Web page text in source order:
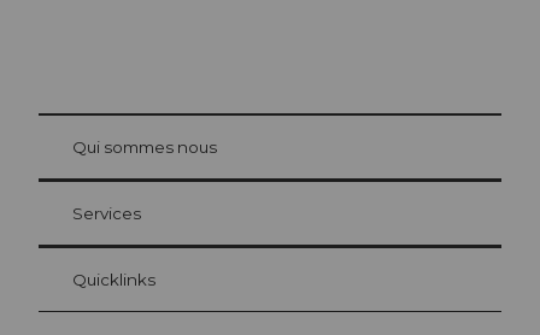
Carte d’hôte Lucerne
Vos avantages en tant qu'hôte pour la nuit
at Bre
Qui sommes nous
Services
Quicklinks